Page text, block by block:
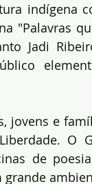
indígena
"Palavras
Jadi
jovens e
O
de